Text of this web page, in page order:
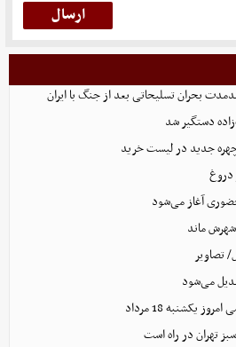
بحران تسلیحاتی بعد از جنگ با ایران
دستگیر شد
دروغ
ماند
تصاویر
یکشنبه 18 مرداد